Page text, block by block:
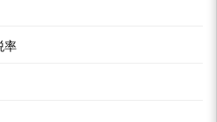
率